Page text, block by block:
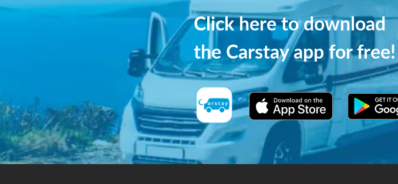
Click here to download
the Carstay app for free!